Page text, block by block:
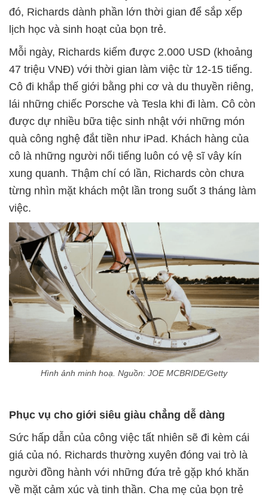
đó, Richards dành phần lớn thời gian để sắp xếp
lịch học và sinh hoạt của bọn trẻ.
Mỗi ngày, Richards kiếm được 2.000 USD (khoảng
47 triệu VNĐ) với thời gian làm việc từ 12-15 tiếng.
Cô đi khắp thế giới bằng phi cơ và du thuyền riêng,
lái những chiếc Porsche và Tesla khi đi làm. Cô còn
được dự nhiều bữa tiệc sinh nhật với những món
quà công nghệ đắt tiền như iPad. Khách hàng của
cô là những người nổi tiếng luôn có vệ sĩ vây kín
xung quanh. Thậm chí có lần, Richards còn chưa
từng nhìn mặt khách một lần trong suốt 3 tháng làm
việc.
Hình ảnh minh hoạ. Nguồn: JOE MCBRIDE/Getty
Phục vụ cho giới siêu giàu chẳng dễ dàng
Sức hấp dẫn của công việc tất nhiên sẽ đi kèm cái
giá của nó. Richards thường xuyên đóng vai trò là
người đồng hành với những đứa trẻ gặp khó khăn
về mặt cảm xúc và tinh thần. Cha mẹ của bọn trẻ